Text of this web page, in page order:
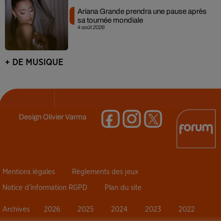
4 août 2026
Ariana Grande prendra une pause après
sa tournée mondiale
+ DE MUSIQUE
DesignOlivier Varma
Mentions légales Règlements des jeux
Notice d’information RGPD Plan du site
Archives 2026 2025 2024 2023 2022